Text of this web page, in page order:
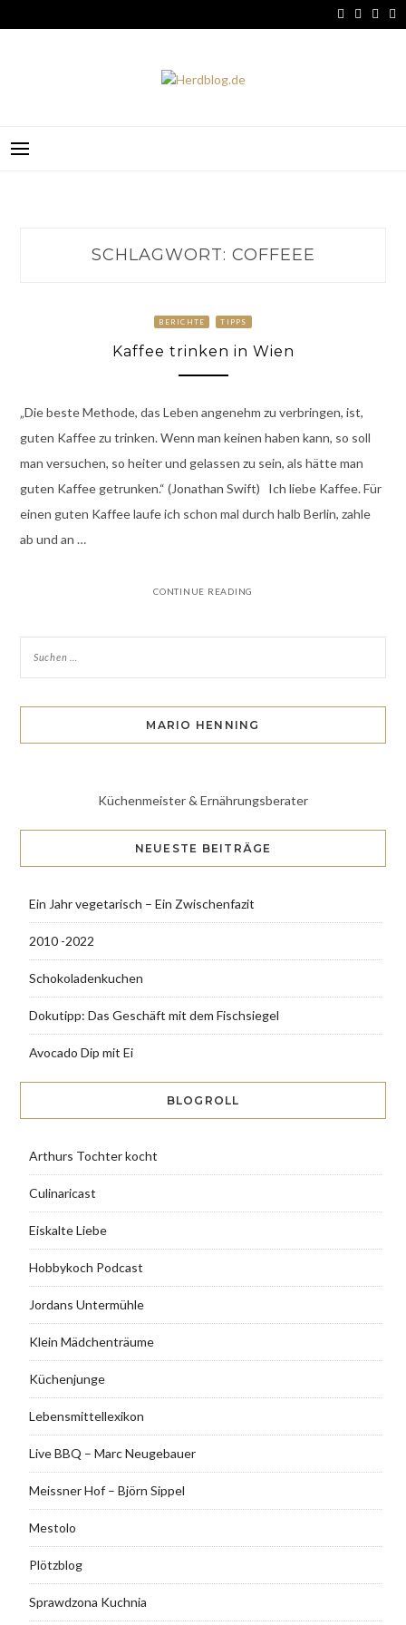
to
SCHLAGWORT: COFFEEE
BERICHTE TIPPS
Kaffee trinken in Wien
„Die beste Methode, das Leben angenehm zu verbringen, ist,
guten Kaffee zu trinken. Wenn man keinen haben kann, so soll
man versuchen, so heiter und gelassen zu sein, als hätte man
guten Kaffee getrunken.“ (Jonathan Swift) Ich liebe Kaffee. Für
einen guten Kaffee laufe ich schon mal durch halb Berlin, zahle
ab und an …
CONTINUE READING
MARIO HENNING
Küchenmeister & Ernährungsberater
NEUESTE BEITRÄGE
Ein Jahr vegetarisch – Ein Zwischenfazit
2010 -2022
Schokoladenkuchen
Dokutipp: Das Geschäft mit dem Fischsiegel
Avocado Dip mit Ei
BLOGROLL
Arthurs Tochter kocht
Culinaricast
Eiskalte Liebe
Hobbykoch Podcast
Jordans Untermühle
Klein Mädchenträume
Küchenjunge
Lebensmittellexikon
Live BBQ – Marc Neugebauer
Meissner Hof – Björn Sippel
Mestolo
Plötzblog
Sprawdzona Kuchnia